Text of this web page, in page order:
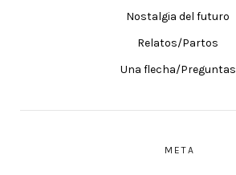
Nostalgia del futuro
Relatos/Partos
Una flecha/Preguntas
META